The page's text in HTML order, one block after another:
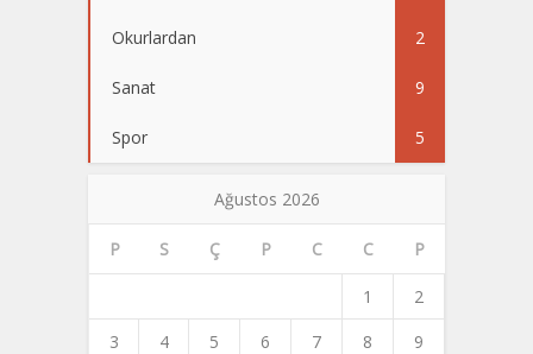
Okurlardan 2
Sanat 9
Spor 5
Ağustos 2026
P S Ç P C C P
1
2
3
4 5 6 7 8
9